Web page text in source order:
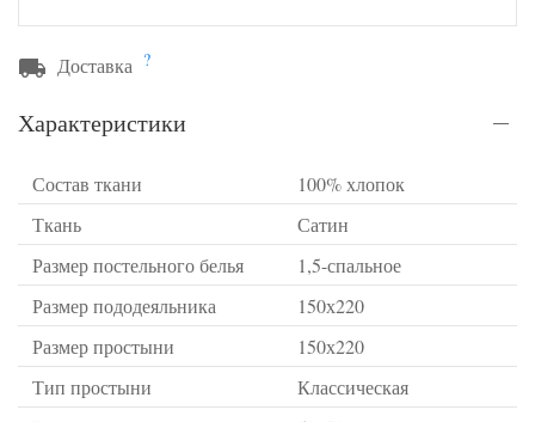
Доставка ?
Характеристики
Состав ткани
100% хлопок
Ткань
Сатин
Размер постельного белья
1,5-спальное
Размер пододеяльника
150х220
Размер простыни
150х220
Тип простыни
Классическая